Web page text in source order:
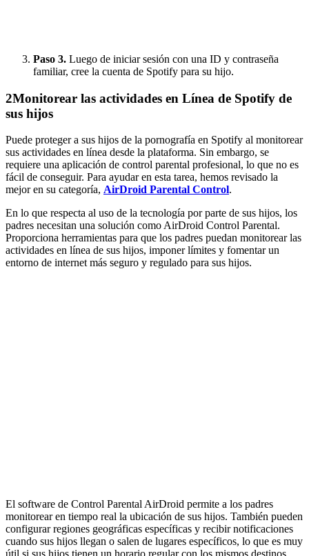
Paso 3. Luego de iniciar sesión con una ID y contraseña
familiar, cree la cuenta de Spotify para su hijo.
2Monitorear las actividades en Línea de Spotify de
sus hijos
Puede proteger a sus hijos de la pornografía en Spotify al monitorear
sus actividades en línea desde la plataforma. Sin embargo, se
requiere una aplicación de control parental profesional, lo que no es
fácil de conseguir. Para ayudar en esta tarea, hemos revisado la
mejor en su categoría, AirDroid Parental Control.
En lo que respecta al uso de la tecnología por parte de sus hijos, los
padres necesitan una solución como AirDroid Control Parental.
Proporciona herramientas para que los padres puedan monitorear las
actividades en línea de sus hijos, imponer límites y fomentar un
entorno de internet más seguro y regulado para sus hijos.
El software de Control Parental AirDroid permite a los padres
monitorear en tiempo real la ubicación de sus hijos. También pueden
configurar regiones geográficas específicas y recibir notificaciones
cuando sus hijos llegan o salen de lugares específicos, lo que es muy